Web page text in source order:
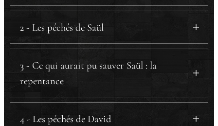
2 - Les péchés de Saül
a) L'impatience.
b) La désobéissance cupide.
c) L'orgueil.
f) La déloyauté.
3 - Ce qui aurait pu sauver Saül : la
repentance
a) La fausse repentance.
b) La clairvoyance de David.
4 - Les péchés de David